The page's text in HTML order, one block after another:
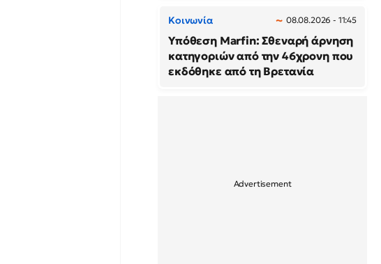
Κοινωνία 08.08.2026 - 11:45
Υπόθεση Marfin: Σθεναρή άρνηση
κατηγοριών από την 46χρονη που
εκδόθηκε από τη Βρετανία